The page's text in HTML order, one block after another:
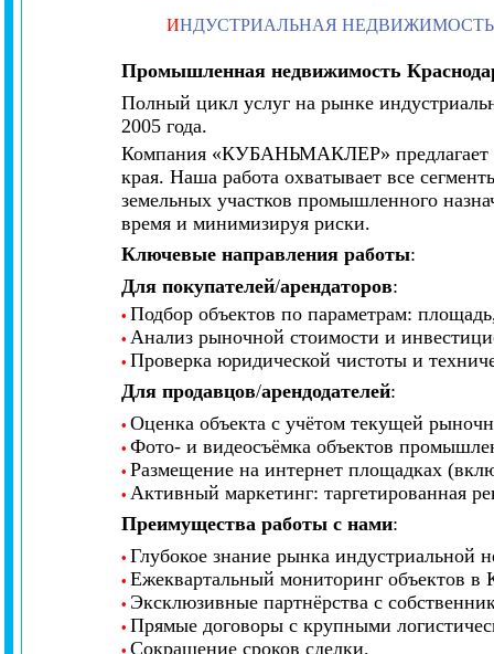
ИНДУСТРИАЛЬНАЯ НЕДВИЖИМОСТЬ
Промышленная недвижимость
Полный цикл услуг на рынке
2005 года.
Компания «КУБАНЬМАКЛЕР» предлагает
края. Наша работа охватывает все
земельных участков промышленного
время и минимизируя риски.
Ключевые направления работы:
Для покупателей/арендаторов:
• Подбор объектов по параметрам:
• Анализ рыночной стоимости и
• Проверка юридической чистоты и
Для продавцов/арендодателей:
• Оценка объекта с учётом текущей
• Фото- и видеосъёмка объектов
• Размещение на интернет площадках
• Активный маркетинг: таргетированная
Преимущества работы с нами:
• Глубокое знание рынка индустриальной
• Ежеквартальный мониторинг объектов в
• Эксклюзивные партнёрства с
• Прямые договоры с крупными
• Сокращение сроков сделки.